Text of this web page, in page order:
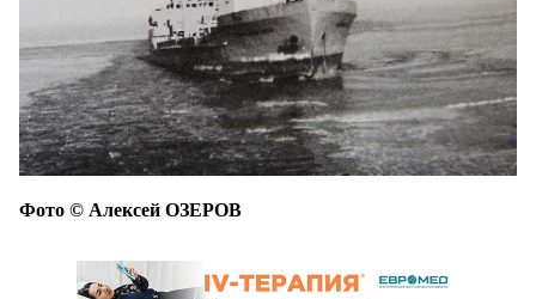
Фото © Алексей ОЗЕРОВ